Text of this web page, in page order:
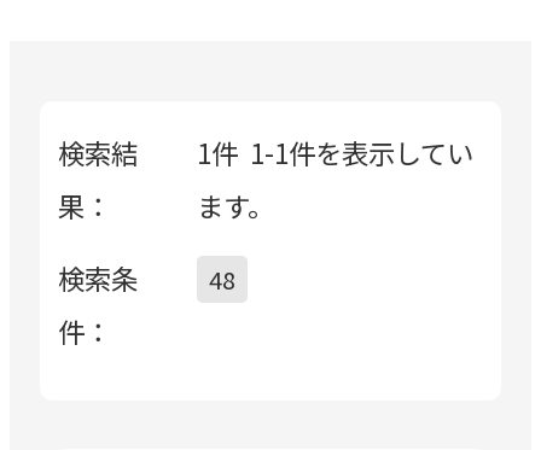
検索結
果：
1件 1-1件を表示してい
ます。
検索条
件：
48